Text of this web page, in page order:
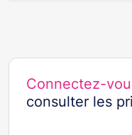
Connectez-
consulter les